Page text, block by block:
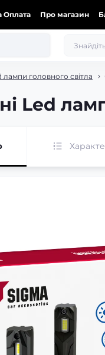
Оплата Про магазин
лампи головного світла
Led